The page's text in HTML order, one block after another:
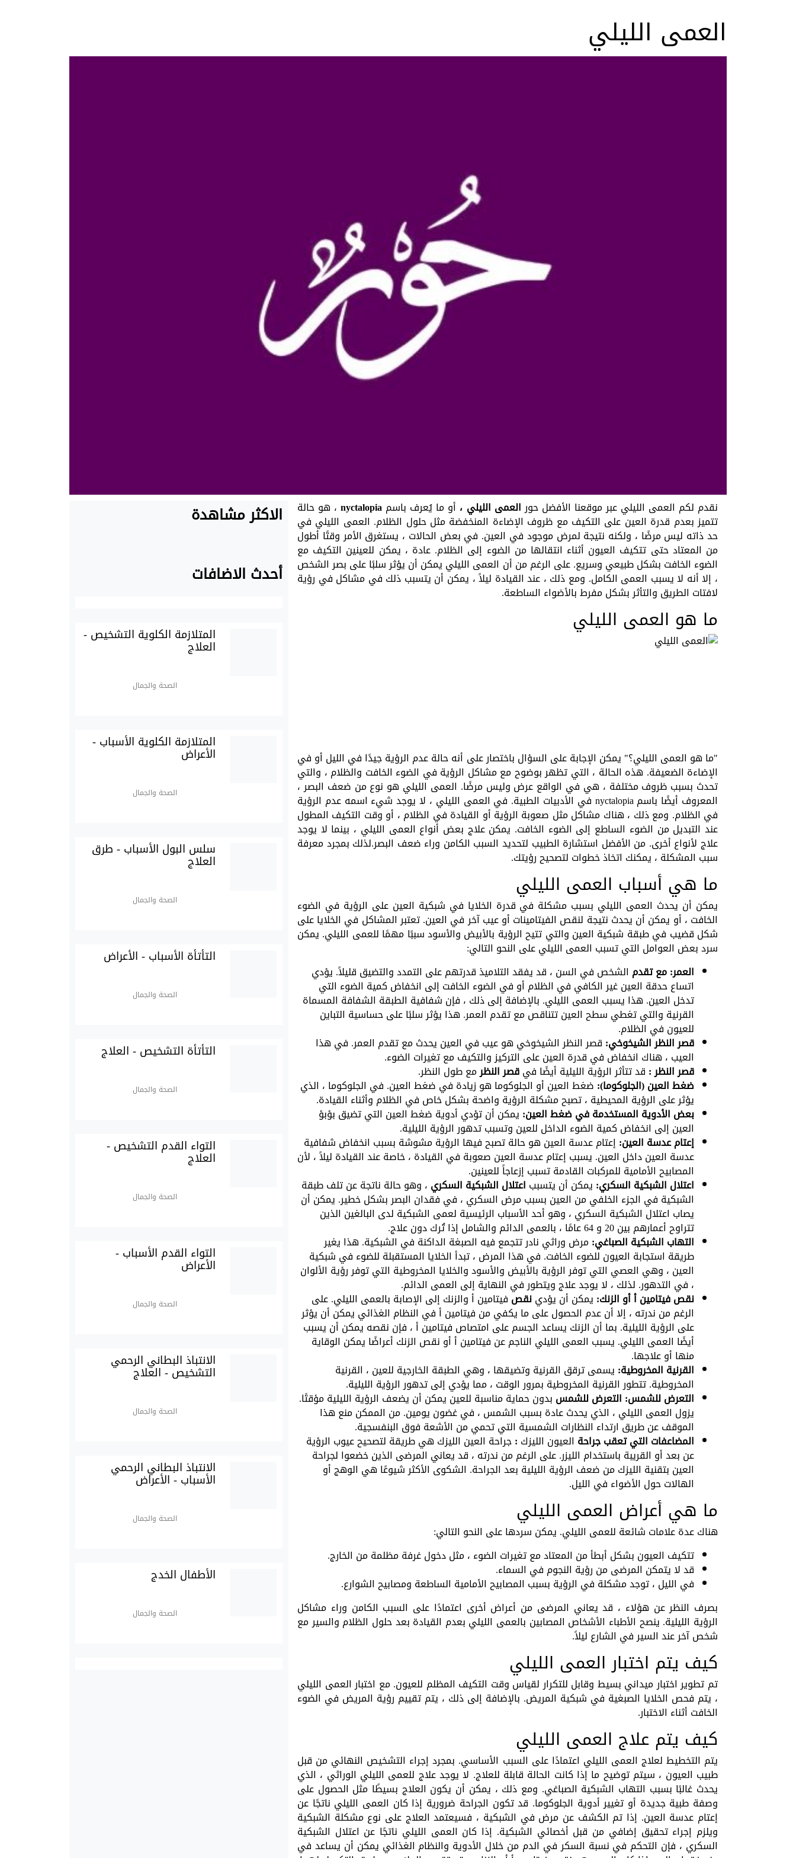
العمى الليلي
نقدم لكم العمى الليلي عبر موقعنا الأفضل حورالعمى الليلي ، أو ما يُعرف باسم nyctalopia، هو حالة
تتميز بعدم قدرة العين على التكيف مع ظروف الإضاءة المنخفضة مثل حلول الظلام. العمى الليلي في
حد ذاته ليس مرضًا ، ولكنه نتيجة لمرض موجود في العين. في بعض الحالات ، يستغرق الأمر وقتًا أطول
من المعتاد حتى تتكيف العيون أثناء انتقالها من الضوء إلى الظلام. عادة ، يمكن للعينين التكيف مع
الضوء الخافت بشكل طبيعي وسريع. على الرغم من أن العمى الليلي يمكن أن يؤثر سلبًا على بصر الشخص
، إلا أنه لا يسبب العمى الكامل. ومع ذلك ، عند القيادة ليلاً ، يمكن أن يتسبب ذلك في مشاكل في رؤية
لافتات الطريق والتأثر بشكل مفرط بالأضواء الساطعة.
ما هو العمى الليلي
"ما هو العمى الليلي؟" يمكن الإجابة على السؤال باختصار على أنه حالة عدم الرؤية جيدًا في الليل أو في
الإضاءة الضعيفة. هذه الحالة ، التي تظهر بوضوح مع مشاكل الرؤية في الضوء الخافت والظلام ، والتي
تحدث بسبب ظروف مختلفة ، هي في الواقع عرض وليس مرضًا. العمى الليلي هو نوع من ضعف البصر ،
المعروف أيضًا باسم nyctalopia في الأدبيات الطبية. في العمى الليلي ، لا يوجد شيء اسمه عدم الرؤية
في الظلام. ومع ذلك ، هناك مشاكل مثل صعوبة الرؤية أو القيادة في الظلام ، أو وقت التكيف المطول
عند التبديل من الضوء الساطع إلى الضوء الخافت. يمكن علاج بعض أنواع العمى الليلي ، بينما لا يوجد
علاج لأنواع أخرى. من الأفضل استشارة الطبيب لتحديد السبب الكامن وراء ضعف البصر.لذلك بمجرد معرفة
سبب المشكلة ، يمكنك اتخاذ خطوات لتصحيح رؤيتك.
ما هي أسباب العمى الليلي
يمكن أن يحدث العمى الليلي بسبب مشكلة في قدرة الخلايا في شبكية العين على الرؤية في الضوء
الخافت ، أو يمكن أن يحدث نتيجة لنقص الفيتامينات أو عيب آخر في العين. تعتبر المشاكل في الخلايا على
شكل قضيب في طبقة شبكية العين والتي تتيح الرؤية بالأبيض والأسود سببًا مهمًا للعمى الليلي. يمكن
سرد بعض العوامل التي تسبب العمى الليلي على النحو التالي:
العمر: مع تقدم الشخص في السن ، قد يفقد التلاميذ قدرتهم على التمدد والتضيق قليلاً. يؤدي
اتساع حدقة العين غير الكافي في الظلام أو في الضوء الخافت إلى انخفاض كمية الضوء التي
تدخل العين. هذا يسبب العمى الليلي. بالإضافة إلى ذلك ، فإن شفافية الطبقة الشفافة المسماة
القرنية والتي تغطي سطح العين تتناقص مع تقدم العمر. هذا يؤثر سلبًا على حساسية التباين
للعيون في الظلام.
قصر النظر الشيخوخي: قصر النظر الشيخوخي هو عيب في العين يحدث مع تقدم العمر. في هذا
العيب ، هناك انخفاض في قدرة العين على التركيز والتكيف مع تغيرات الضوء.
قصر النظر : قد تتأثر الرؤية الليلية أيضًا فيقصر النظرمع طول النظر.
ضغط العين (الجلوكوما): ضغط العين أو الجلوكوما هو زيادة في ضغط العين. في الجلوكوما ، الذي
يؤثر على الرؤية المحيطية ، تصبح مشكلة الرؤية واضحة بشكل خاص في الظلام وأثناء القيادة.
بعض الأدوية المستخدمة في ضغط العين: يمكن أن تؤدي أدوية ضغط العين التي تضيق بؤبؤ
العين إلى انخفاض كمية الضوء الداخل للعين وتسبب تدهور الرؤية الليلية.
إعتام عدسة العين: إعتام عدسة العين هو حالة تصبح فيها الرؤية مشوشة بسبب انخفاض شفافية
عدسة العين داخل العين. يسبب إعتام عدسة العين صعوبة في القيادة ، خاصة عند القيادة ليلاً ، لأن
المصابيح الأمامية للمركبات القادمة تسبب إزعاجاً للعينين.
اعتلال الشبكية السكري: يمكن أن يتسبب اعتلال الشبكية السكري ، وهو حالة ناتجة عن تلف طبقة
الشبكية في الجزء الخلفي من العين بسبب مرض السكري ، في فقدان البصر بشكل خطير. يمكن أن
يصاب اعتلال الشبكية السكري ، وهو أحد الأسباب الرئيسية لعمى الشبكية لدى البالغين الذين
تتراوح أعمارهم بين 20 و 64 عامًا ، بالعمى الدائم والشامل إذا تُرك دون علاج.
التهاب الشبكية الصباغي:مرض وراثي نادر تتجمع فيه الصبغة الداكنة في الشبكية. هذا يغير
طريقة استجابة العيون للضوء الخافت. في هذا المرض ، تبدأ الخلايا المستقبلة للضوء في شبكية
العين ، وهي العصي التي توفر الرؤية بالأبيض والأسود والخلايا المخروطية التي توفر رؤية الألوان
، في التدهور. لذلك ، لا يوجد علاج ويتطور في النهاية إلى العمى الدائم.
نقص فيتامين أ أو الزنك: يمكن أن يؤدينقص فيتامين أ والزنك إلى الإصابة بالعمى الليلي. على
الرغم من ندرته ، إلا أن عدم الحصول على ما يكفي من فيتامين أ في النظام الغذائي يمكن أن يؤثر
على الرؤية الليلية. بما أن الزنك يساعد الجسم على امتصاص فيتامين أ ، فإن نقصه يمكن أن يسبب
أيضًا العمى الليلي. يسبب العمى الليلي الناجم عن فيتامين أ أو نقص الزنك أعراضًا يمكن الوقاية
منها أو علاجها.
القرنية المخروطية: يسمى ترقق القرنية وتضيقها ، وهي الطبقة الخارجية للعين ، القرنية
المخروطية. تتطور القرنية المخروطية بمرور الوقت ، مما يؤدي إلى تدهور الرؤية الليلية.
التعرض للشمس: التعرض للشمس بدون حماية مناسبة للعين يمكن أن يضعف الرؤية الليلية مؤقتًا.
يزول العمى الليلي ، الذي يحدث عادة بسبب الشمس ، في غضون يومين. من الممكن منع هذا
الموقف عن طريق ارتداء النظارات الشمسية التي تحمي من الأشعة فوق البنفسجية.
المضاعفات التي تعقب جراحة العيون الليزك :جراحة العين الليزك هي طريقة لتصحيح عيوب الرؤية
عن بعد أو القريبة باستخدام الليزر. على الرغم من ندرته ، قد يعاني المرضى الذين خضعوا لجراحة
العين بتقنية الليزك من ضعف الرؤية الليلية بعد الجراحة. الشكوى الأكثر شيوعًا هي الوهج أو
الهالات حول الأضواء في الليل.
ما هي أعراض العمى الليلي
هناك عدة علامات شائعة للعمى الليلي. يمكن سردها على النحو التالي:
تتكيف العيون بشكل أبطأ من المعتاد مع تغيرات الضوء ، مثل دخول غرفة مظلمة من الخارج.
قد لا يتمكن المرضى من رؤية النجوم في السماء.
في الليل ، توجد مشكلة في الرؤية بسبب المصابيح الأمامية الساطعة ومصابيح الشوارع.
بصرف النظر عن هؤلاء ، قد يعاني المرضى من أعراض أخرى اعتمادًا على السبب الكامن وراء مشاكل
الرؤية الليلية. ينصح الأطباء الأشخاص المصابين بالعمى الليلي بعدم القيادة بعد حلول الظلام والسير مع
شخص آخر عند السير في الشارع ليلاً.
كيف يتم اختبار العمى الليلي
تم تطوير اختبار ميداني بسيط وقابل للتكرار لقياس وقت التكيف المظلم للعيون. مع اختبار العمى الليلي
، يتم فحص الخلايا الصبغية في شبكية المريض. بالإضافة إلى ذلك ، يتم تقييم رؤية المريض في الضوء
الخافت أثناء الاختبار.
كيف يتم علاج العمى الليلي
يتم التخطيط لعلاج العمى الليلي اعتمادًا على السبب الأساسي. بمجرد إجراء التشخيص النهائي من قبل
طبيب العيون ، سيتم توضيح ما إذا كانت الحالة قابلة للعلاج. لا يوجد علاج للعمى الليلي الوراثي ، الذي
يحدث غالبًا بسبب التهاب الشبكية الصباغي. ومع ذلك ، يمكن أن يكون العلاج بسيطًا مثل الحصول على
وصفة طبية جديدة أو تغيير أدوية الجلوكوما. قد تكون الجراحة ضرورية إذا كان العمى الليلي ناتجًا عن
إعتام عدسة العين. إذا تم الكشف عن مرض في الشبكية ، فسيعتمد العلاج على نوع مشكلة الشبكية
ويلزم إجراء تحقيق إضافي من قبل أخصائي الشبكية. إذا كان العمى الليلي ناتجًا عن اعتلال الشبكية
السكري ، فإن التحكم في نسبة السكر في الدم من خلال الأدوية والنظام الغذائي يمكن أن يساعد في
الاكثر مشاهدة
أحدث الاضافات
المتلازمة الكلوية التشخيص -
العلاج
الصحة والجمال
المتلازمة الكلوية الأسباب -
الأعراض
الصحة والجمال
سلس البول الأسباب - طرق
العلاج
الصحة والجمال
التأتأة الأسباب - الأعراض
الصحة والجمال
التأتأة التشخيص - العلاج
الصحة والجمال
التواء القدم التشخيص -
العلاج
الصحة والجمال
التواء القدم الأسباب -
الأعراض
الصحة والجمال
الانتباذ البطاني الرحمي
التشخيص - العلاج
الصحة والجمال
الانتباذ البطاني الرحمي
الأسباب - الأعراض
الصحة والجمال
الأطفال الخدج
الصحة والجمال